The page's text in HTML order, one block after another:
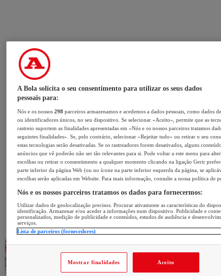
A Bola solicita o seu consentimento para utilizar os seus dados
pessoais para:
Nós e os nossos298 parceiros armazenamos e acedemos a dados pessoais, como dados
ou identificadores únicos, no seu dispositivo. Se selecionar «Aceito», permite que as
rastreio suportem as finalidades apresentadas em «Nós e os nossos parceiros tratamos
seguintes finalidades». Se, pelo contrário, selecionar «Rejeitar tudo» ou retirar o seu
estas tecnologias serão desativadas. Se os rastreadores forem desativados, alguns
anúncios que vê poderão não ser tão relevantes para si. Pode voltar a este menu para
escolhas ou retirar o consentimento a qualquer momento clicando na ligação Gerir
parte inferior da página Web (ou no ícone na parte inferior esquerda da página, se
escolhas serão aplicadas em Website. Para mais informação, consulte a nossa política de
Nós e os nossos parceiros tratamos os dados para fornecermos:
Utilizar dados de geolocalização precisos. Procurar ativamente as características do
identificação. Armazenar e/ou aceder a informações num dispositivo. Publicidade e
personalizados, medição de publicidade e conteúdos, estudos de audiência e
serviços.
Lista de parceiros (fornecedores)
Mostrar finalidades Aceito